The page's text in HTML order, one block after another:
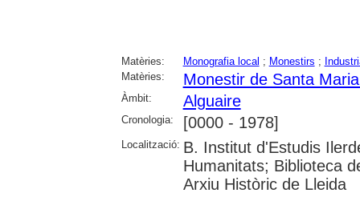
Matèries: Monografia local ; Monestirs ;
Matèries:
Monestir de Santa
Àmbit: Alguaire
Cronologia: [0000 - 1978]
Localització: B. Institut d'Estudis
Humanitats; Biblioteca
Arxiu Històric de Lleida